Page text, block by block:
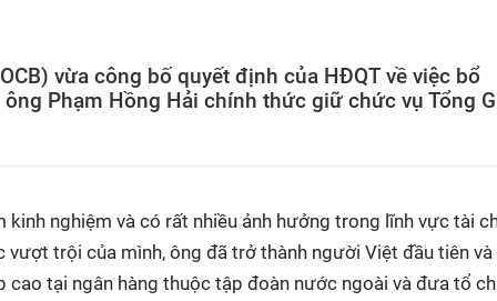
vừa công bố quyết định của HĐQT về việc bổ
Phạm Hồng Hải chính thức giữ chức vụ Tổng
kinh nghiệm và có rất nhiều ảnh hưởng trong lĩnh vực tài
vượt trội của mình, ông đã trở thành người Việt đầu tiên và
cao tại ngân hàng thuộc tập đoàn nước ngoài và đưa tổ